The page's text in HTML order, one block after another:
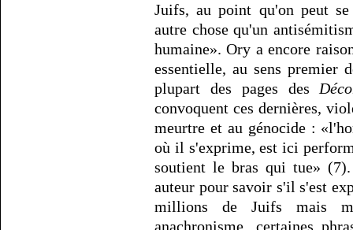
Juifs, au point qu'on peut
autre chose qu'un
humaine». Ory a encore
essentielle, au sens premier
plupart des pages des
convoquent ces dernières,
meurtre et au génocide :
où il s'exprime, est ici
soutient le bras qui tue»
auteur pour savoir s'il s'est
millions de Juifs mais
anachronisme, certaines